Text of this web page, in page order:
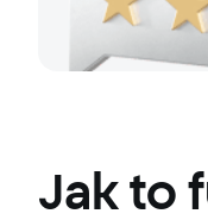
Jak to